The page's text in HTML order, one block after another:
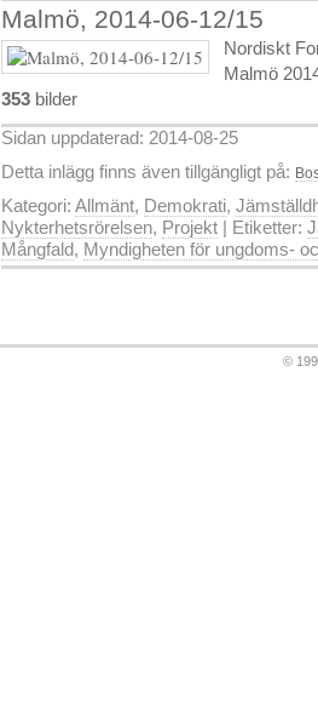
Malmö, 2014-06-12/15
Nordiskt
Malmö
353 bilder
Sidan uppdaterad: 2014-08-25
Detta inlägg finns även tillgängligt på:
Kategori: Allmänt, Demokrati,
Nykterhetsrörelsen, Projekt | Etiketter:
Mångfald, Myndigheten för ungdoms-
©